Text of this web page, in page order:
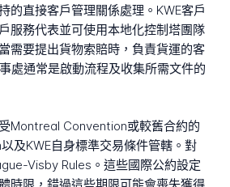
的直接客戶管理關係處理。KWE客戶
服務代表並可使用本地化控制塔團隊
需要提出貨物索賠時，負責貨運的客
處通常是啟動流程及收集所需文件的
Montreal Convention或較舊合約的
及KWE自身標準交易條件管轄。對
Visby Rules。這些國際公約設定